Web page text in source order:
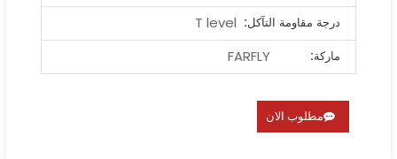
درجة مقاومة التآكل: T level
ماركة:
FARFLY
مطلوب الان